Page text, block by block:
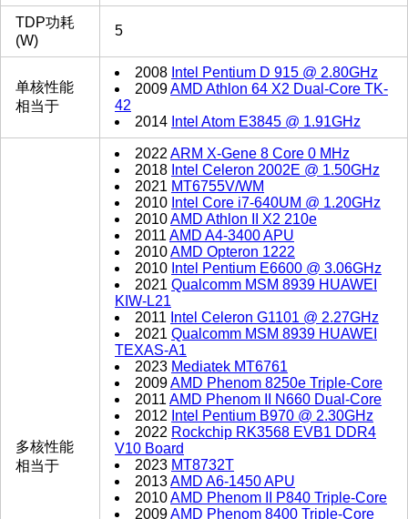
TDP功耗
(W)
5
单核性能
相当于
2008 Intel Pentium D 915 @ 2.80GHz
2009AMD Athlon 64 X2 Dual-Core TK-
42
2014 Intel Atom E3845 @ 1.91GHz
多核性能
相当于
2022ARM X-Gene 8 Core 0 MHz
2018 Intel Celeron 2002E @ 1.50GHz
2021 MT6755V/WM
2010 Intel Core i7-640UM @ 1.20GHz
2010AMD Athlon II X2 210e
2011AMD A4-3400 APU
2010AMD Opteron 1222
2010 Intel Pentium E6600 @ 3.06GHz
2021 Qualcomm MSM 8939 HUAWEI
KIW-L21
2011 Intel Celeron G1101 @ 2.27GHz
2021 Qualcomm MSM 8939 HUAWEI
TEXAS-A1
2023 Mediatek MT6761
2009AMD Phenom 8250e Triple-Core
2011AMD Phenom II N660 Dual-Core
2012 Intel Pentium B970 @ 2.30GHz
2022 Rockchip RK3568 EVB1 DDR4
V10 Board
2023 MT8732T
2013AMD A6-1450 APU
2010AMD Phenom II P840 Triple-Core
2009AMD Phenom 8400 Triple-Core